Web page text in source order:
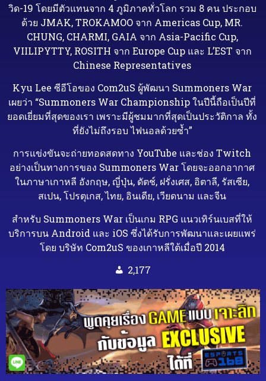
วิด-19 โดยมีตัวแทนจาก 4 ภูมิภาคทั่วโลก รวม 8 คน ประกอบ
ด้วย JMAK, TROKAMOO จาก Americas Cup, MR.
CHUNG, CHARMI, GAIA จาก Asia-Pacific Cup,
VIILIPYTTY, ROSITH จาก Europe Cup และ L’EST จาก
Chinese Representatives
Kyu Lee ซีอีโอของ Com2uS ผู้พัฒนา Summoners War
เผยว่า “Summoners War Championship ในปีนี้ถือเป็นปีที่
ยอดเยี่ยมที่สุดของเรา เพราะมีผู้ชมมากที่สุดเป็นประวัติกาล ทั้ง
ที่ยังไม่ถึงรอบ ไฟนอลด้วยซ้ำ”
การแข่งขันจะถ่ายทอดสดทาง YouTube และช่อง Twitch
อย่างเป็นทางการของ Summoners War โดยจะออกอากาศ
ในภาษาเกาหลี อังกฤษ, ญี่ปุ่น, ดัตช์, ฝรั่งเศส, อิตาลี, รัสเซีย,
สเปน, โปรตุเกส, ไทย, อินเดีย, เวียดนาม และจีน
สำหรับ Summoners War เป็นเกม RPG แนวเทิร์นเบสที่ให้
บริการบน Android และ iOS ซึ่งได้รับการพัฒนาและเผยแพร่
โดย บริษัท Com2uS ของเกาหลีใต้เมื่อปี 2014
2,177